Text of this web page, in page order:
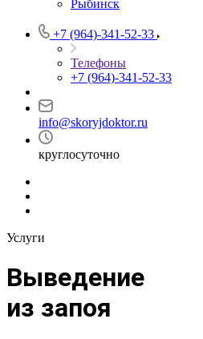
Рыбинск
+7 (964)-341-52-33
Телефоны
+7 (964)-341-52-33
info@skoryjdoktor.ru
круглосуточно
Услуги
Выведение
из запоя